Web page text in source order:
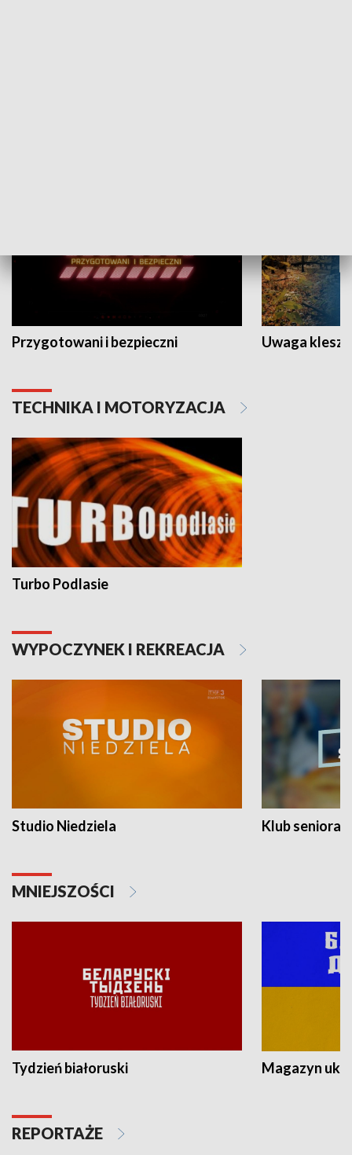
Przygotowani i bezpieczni Uwaga
TECHNIKA I MOTORYZACJA
Turbo Podlasie
WYPOCZYNEK I REKREACJA
Studio Niedziela Klub seniora
MNIEJSZOŚCI
Tydzień białoruski Magazyn
REPORTAŻE